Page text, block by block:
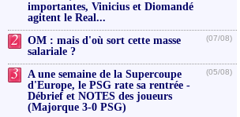
importantes, Vinicius et Diomandé
agitent le Real...
2
OM : mais d'où sort cette masse
salariale ?
(07/08)
3
A une semaine de la Supercoupe
d'Europe, le PSG rate sa rentrée -
Débrief et NOTES des joueurs
(Majorque 3-0 PSG)
(05/08)